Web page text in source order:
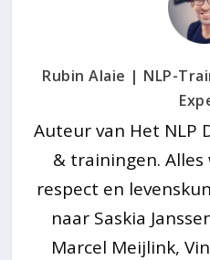
Rubin Alaie | NLP-
Auteur van Het NLP
& trainingen.
respect en
naar Saskia
Marcel Meijlink,